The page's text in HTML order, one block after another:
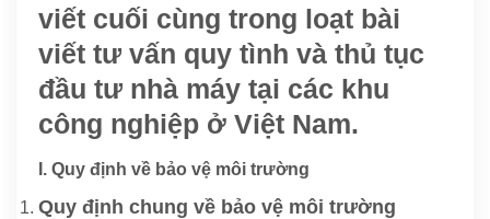
viết cuối cùng trong loạt bài
viết tư vấn quy tình và thủ tục
đầu tư nhà máy tại các khu
công nghiệp ở Việt Nam.
I. Quy định về bảo vệ môi trường
Quy định chung về bảo vệ môi trường